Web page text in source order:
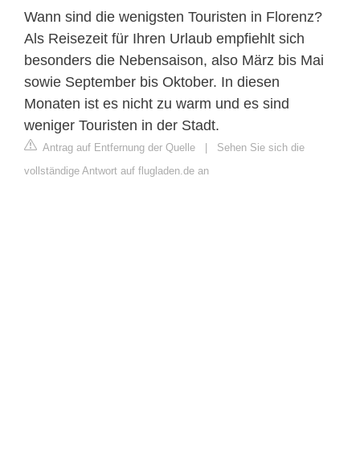
Wann sind die wenigsten Touristen in Florenz?
Als Reisezeit für Ihren Urlaub empfiehlt sich
besonders die Nebensaison, also März bis Mai
sowie September bis Oktober. In diesen
Monaten ist es nicht zu warm und es sind
weniger Touristen in der Stadt.
Antrag auf Entfernung der Quelle | Sehen Sie sich die
vollständige Antwort auf flugladen.de an